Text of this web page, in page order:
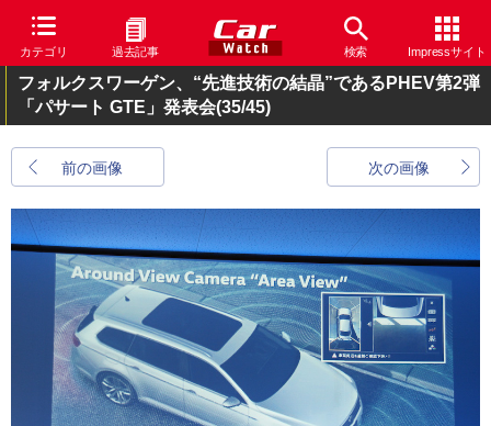
カテゴリ 過去記事 検索 Impressサイト
フォルクスワーゲン、“先進技術の結晶”であるPHEV第2弾
「パサート GTE」発表会(35/45)
前の画像 次の画像